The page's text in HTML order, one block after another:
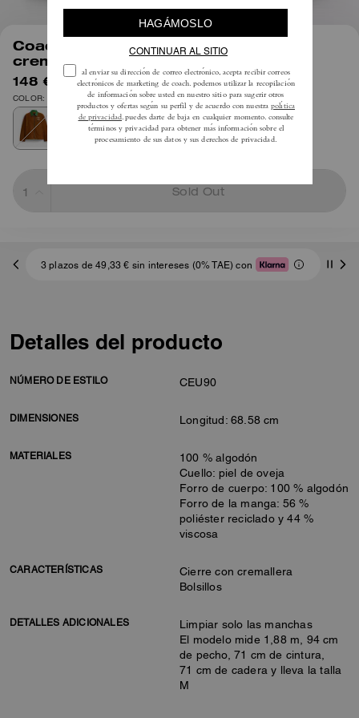
Coach | Blusón Brain Dead con
cremallera frontal
148 € 295 €
COLOR: Marrón
Sold Out
3 plazos de 49,33 € sin intereses (0% TAE) con
Detalles del producto
NÚMERO DE ESTILO CEU90
DIMENSIONES Longitud: 68.58 cm
MATERIALES
100 % algodón
Cuello: piel de oveja
Forro de cuerpo: 100 % algodón
Forro de la manga: 56 %
poliéster reciclado y 44 %
viscosa
CARACTERÍSTICAS
Cierre con cremallera
Bolsillos
DETALLES ADICIONALES
Limpiar solo las manchas
El modelo mide 1,88 m, 94 cm
de pecho, 71 cm de cintura,
71 cm de cadera y lleva la talla
M